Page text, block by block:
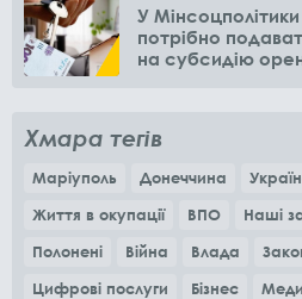
У Мінсоцполітики
потрібно
на субсидію
Хмара тегів
Маріуполь Донеччина
Життя в окупації
ВПО Наші
Полонені
Війна Влада
Цифрові послуги
Бізнес